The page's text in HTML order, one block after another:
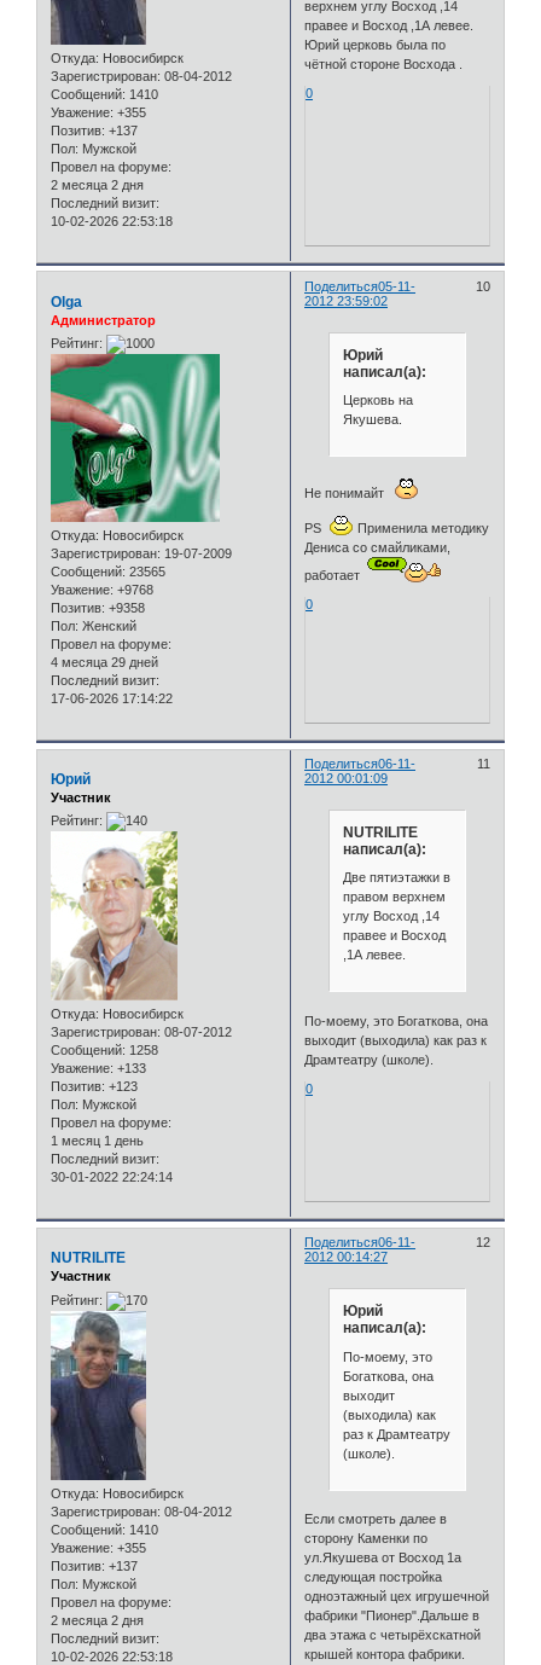
Откуда: Новосибирск
Зарегистрирован: 08-04-2012
Сообщений: 1410
Уважение: +355
Позитив: +137
Пол: Мужской
Провел на форуме:
2 месяца 2 дня
Последний визит:
10-02-2026 22:53:18
верхнем углу Восход ,14
правее и Восход ,1А левее.
Юрий церковь была по
чётной стороне Восхода .
0
Поделиться 10
05-11-
2012 23:59:02
Olga
Администратор
Рейтинг:
Откуда: Новосибирск
Зарегистрирован: 19-07-2009
Сообщений: 23565
Уважение: +9768
Позитив: +9358
Пол: Женский
Провел на форуме:
4 месяца 29 дней
Последний визит:
17-06-2026 17:14:22
Юрий
написал(а):
Церковь на
Якушева.
Не понимайт
PS
Применила методику
Дениса со смайликами,
работает
0
Поделиться 11
06-11-
2012 00:01:09
Юрий
Участник
Рейтинг:
Откуда: Новосибирск
Зарегистрирован: 08-07-2012
Сообщений: 1258
Уважение: +133
Позитив: +123
Пол: Мужской
Провел на форуме:
1 месяц 1 день
Последний визит:
30-01-2022 22:24:14
NUTRILITE
написал(а):
Две пятиэтажки в
правом верхнем
углу Восход ,14
правее и Восход
,1А левее.
По-моему, это Богаткова, она
выходит (выходила) как раз к
Драмтеатру (школе).
0
Поделиться 12
06-11-
2012 00:14:27
NUTRILITE
Участник
Рейтинг:
Откуда: Новосибирск
Зарегистрирован: 08-04-2012
Сообщений: 1410
Уважение: +355
Позитив: +137
Пол: Мужской
Провел на форуме:
2 месяца 2 дня
Последний визит:
10-02-2026 22:53:18
Юрий
написал(а):
По-моему, это
Богаткова, она
выходит
(выходила) как
раз к Драмтеатру
(школе).
Если смотреть далее в
сторону Каменки по
ул.Якушева от Восход 1а
следующая постройка
одноэтажный цех игрушечной
фабрики "Пионер".Дальше в
два этажа с четырёхскатной
крышей контора фабрики.